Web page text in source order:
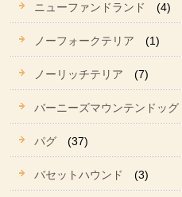
ニューファンドランド (4)
ノーフォークテリア (1)
ノーリッチテリア (7)
バーニーズマウンテンドッグ
パグ (37)
バセットハウンド (3)